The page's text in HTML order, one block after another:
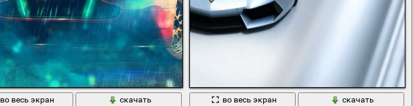
во весь экран
скачать
во весь экран
скачать